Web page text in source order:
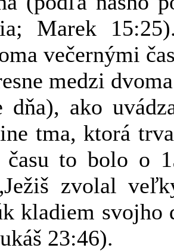
Marek
večernými
medzi
dňa), ako
tma, ktorá
času to bolo o
zvolal
kladiem svojho
23:46).